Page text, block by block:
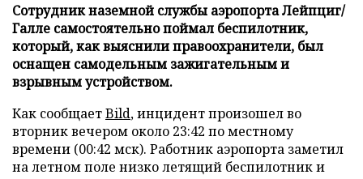
Сотрудник наземной службы аэропорта Лейпциг/
Галле самостоятельно поймал беспилотник,
который, как выяснили правоохранители, был
оснащен самодельным зажигательным и
взрывным устройством.
Как сообщаетBild, инцидент произошел во
вторник вечером около 23:42 по местному
времени (00:42 мск). Работник аэропорта заметил
на летном поле низко летящий беспилотник и